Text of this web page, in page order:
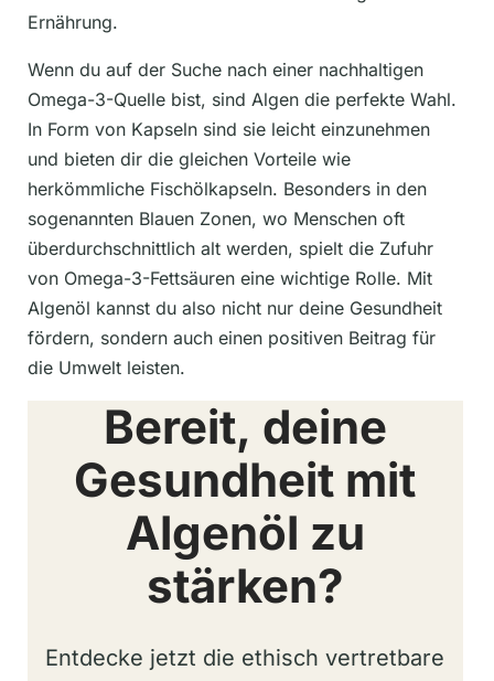
Ernährung.
Wenn du auf der Suche nach einer nachhaltigen
Omega-3-Quelle bist, sind Algen die perfekte Wahl.
In Form von Kapseln sind sie leicht einzunehmen
und bieten dir die gleichen Vorteile wie
herkömmliche Fischölkapseln. Besonders in den
sogenannten Blauen Zonen, wo Menschen oft
überdurchschnittlich alt werden, spielt die Zufuhr
von Omega-3-Fettsäuren eine wichtige Rolle. Mit
Algenöl kannst du also nicht nur deine Gesundheit
fördern, sondern auch einen positiven Beitrag für
die Umwelt leisten.
Bereit, deine
Gesundheit mit
Algenöl zu
stärken?
Entdecke jetzt die ethisch vertretbare